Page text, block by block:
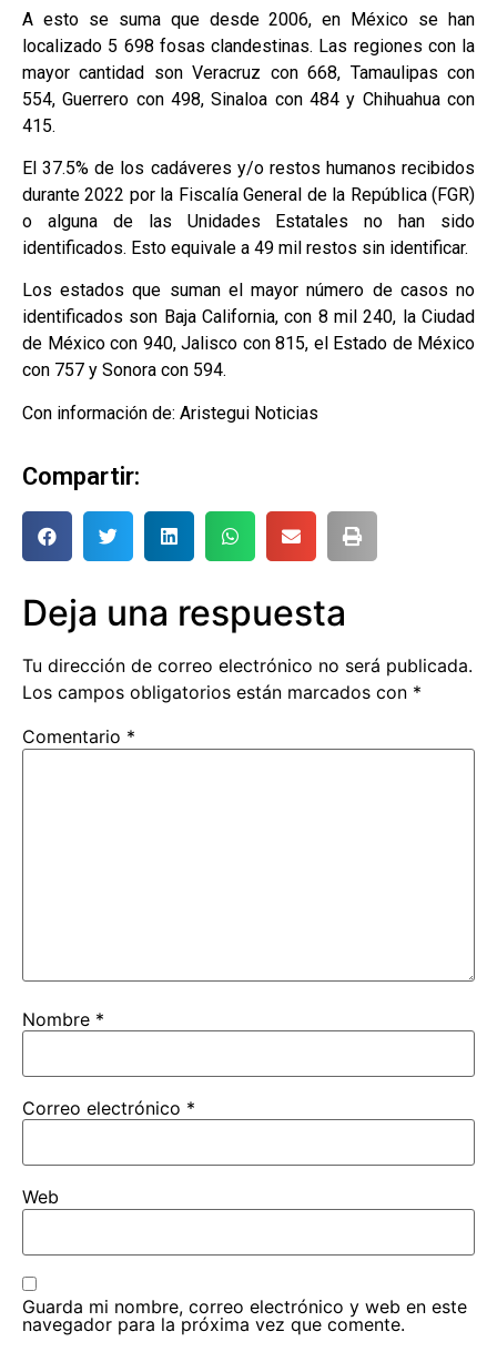
A esto se suma que desde 2006, en México se han
localizado 5 698 fosas clandestinas. Las regiones con la
mayor cantidad son Veracruz con 668, Tamaulipas con
554, Guerrero con 498, Sinaloa con 484 y Chihuahua con
415.
El 37.5% de los cadáveres y/o restos humanos recibidos
durante 2022 por la Fiscalía General de la República (FGR)
o alguna de las Unidades Estatales no han sido
identificados. Esto equivale a 49 mil restos sin identificar.
Los estados que suman el mayor número de casos no
identificados son Baja California, con 8 mil 240, la Ciudad
de México con 940, Jalisco con 815, el Estado de México
con 757 y Sonora con 594.
Con información de: Aristegui Noticias
Compartir:
Deja una respuesta
Tu dirección de correo electrónico no será publicada.
Los campos obligatorios están marcados con *
Comentario *
Nombre *
Correo electrónico *
Web
Guarda mi nombre, correo electrónico y web en este
navegador para la próxima vez que comente.